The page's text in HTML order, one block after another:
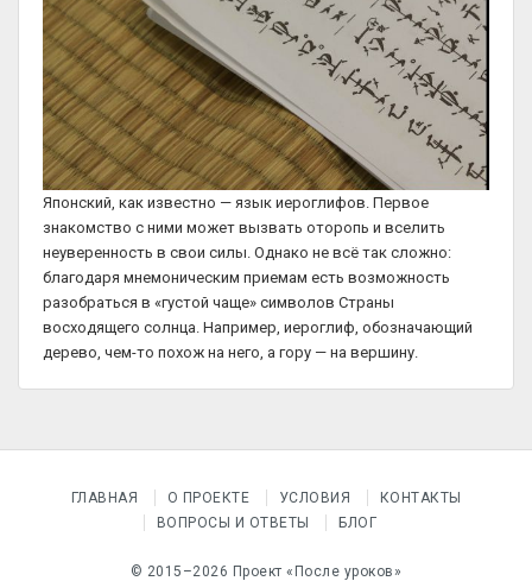
Японский, как известно — язык иероглифов. Первое
знакомство с ними может вызвать оторопь и вселить
неуверенность в свои силы. Однако не всё так сложно:
благодаря мнемоническим приемам есть возможность
разобраться в «густой чаще» символов Страны
восходящего солнца. Например, иероглиф, обозначающий
дерево, чем-то похож на него, а гору — на вершину.
ГЛАВНАЯ О ПРОЕКТЕ УСЛОВИЯ
КОНТАКТЫ
ВОПРОСЫ И ОТВЕТЫ
БЛОГ
© 2015–2026 Проект «После уроков»